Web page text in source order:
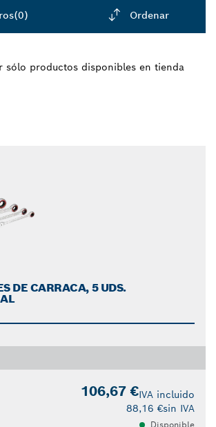
con menos esfuerzo. Descubre
carracas y set de carracas.
(0) Ordenar
sólo productos disponibles en tienda
DE CARRACA, 5 UDS.
106,67 €IVA incluido
88,16 €sin IVA
Disponible